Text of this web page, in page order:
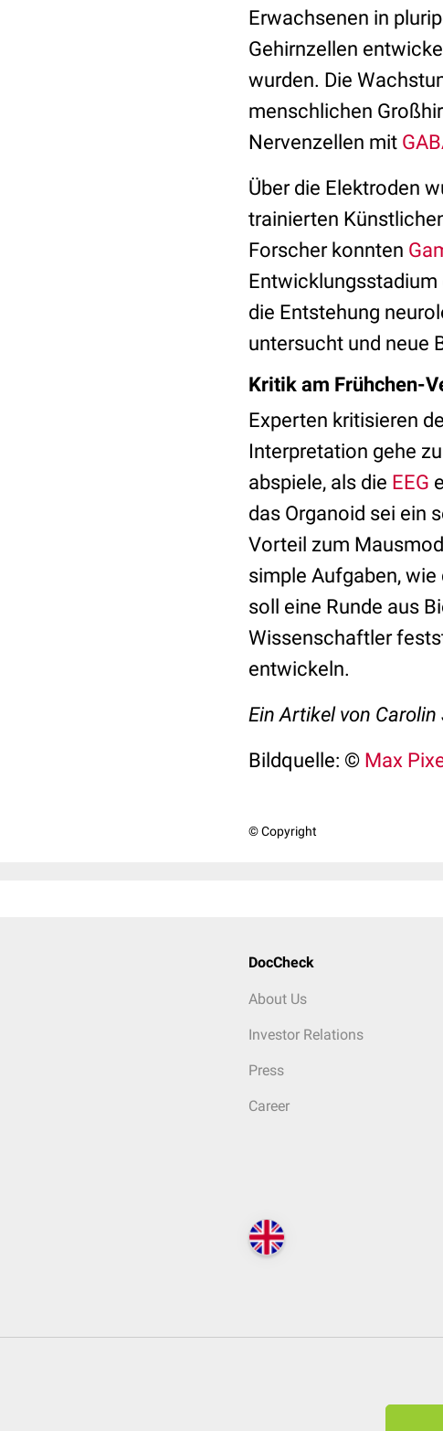
Erwachsenen in
Gehirnzellen
wurden. Die
menschlichen
Nervenzellen mit
Über die Elektroden
trainierten
Forscher konnten
Entwicklungsstadium
die Entstehung
untersucht und neue
Kritik am Frühchen-
Experten kritisieren
Interpretation gehe
abspiele, als die EEG
das Organoid sei ein
Vorteil zum
simple Aufgaben,
soll eine Runde aus
Wissenschaftler
entwickeln.
Ein Artikel von Carolin
Bildquelle: © Max
© Copyright
DocCheck
About Us
Investor Relations
Press
Career